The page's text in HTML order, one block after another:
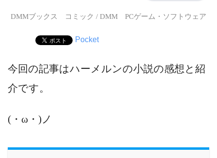
DMMブックス コミック / DMM PCゲーム・ソフトウェア
Pocket
今回の記事はハーメルンの小説の感想と紹
介です。
(・ω・)ノ